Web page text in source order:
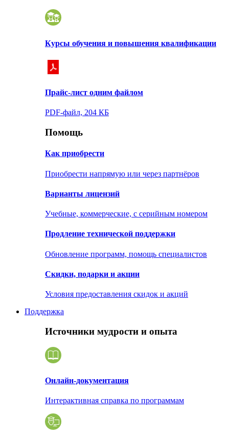
Курсы обучения и повышения квалификации
Прайс-лист одним файлом
PDF-файл, 204 КБ
Помощь
Как приобрести
Приобрести напрямую или через партнёров
Варианты лицензий
Учебные, коммерческие, с серийным номером
Продление технической поддержки
Обновление программ, помощь специалистов
Скидки, подарки и акции
Условия предоставления скидок и акций
Поддержка
Источники мудрости и опыта
Онлайн-документация
Интерактивная справка по программам